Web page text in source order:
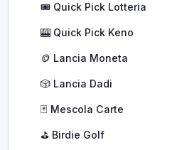
🎟️ Quick Pick Lotteria
🎰 Quick Pick Keno
🪙 Lancia Moneta
🎲 Lancia Dadi
🃏 Mescola Carte
⛳ Birdie Golf